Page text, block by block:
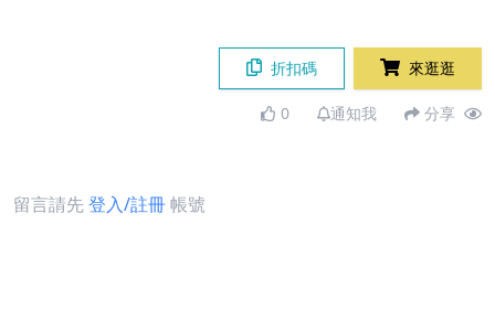
折扣碼 來逛逛
0 通知我 分享
留言請先登入/註冊帳號